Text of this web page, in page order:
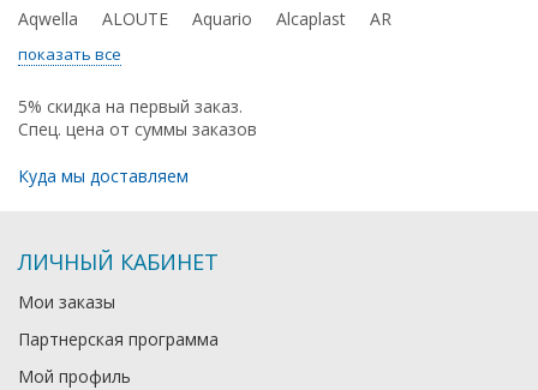
Aqwella
ALOUTE Aquario Alcaplast AR
показать все
5% скидка на первый заказ.
Спец. цена от суммы заказов
Куда мы доставляем
ЛИЧНЫЙ КАБИНЕТ
Мои заказы
Партнерская программа
Мой профиль